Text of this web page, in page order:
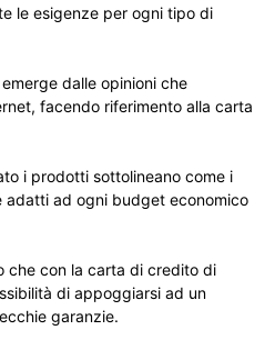
le esigenze per ogni tipo di
dalle opinioni che
facendo riferimento alla carta
i prodotti sottolineano come i
adatti ad ogni budget economico
che con la carta di credito di
di appoggiarsi ad un
garanzie.